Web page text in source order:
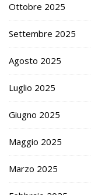
Ottobre 2025
Settembre 2025
Agosto 2025
Luglio 2025
Giugno 2025
Maggio 2025
Marzo 2025